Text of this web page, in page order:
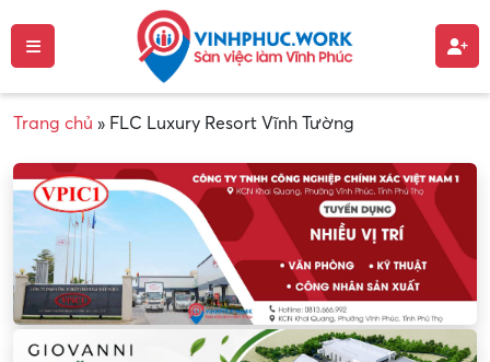
Trang chủ » FLC Luxury Resort Vĩnh Tường